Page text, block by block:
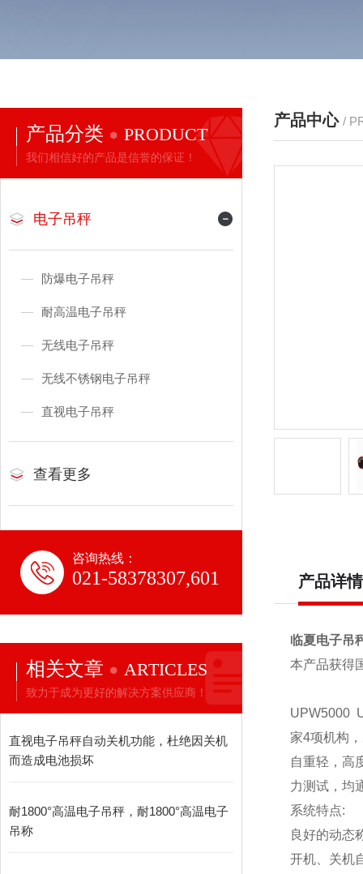
产品分类 PRODUCT
我们相信好的产品是信誉的保证！
电子吊秤
防爆电子吊秤
耐高温电子吊秤
无线电子吊秤
无线不锈钢电子吊秤
直视电子吊秤
查看更多
咨询热线：
021-58378307,601
相关文章 ARTICLES
致力于成为更好的解决方案供应商！
直视电子吊秤自动关机功能，杜绝因关机
而造成电池损坏
耐1800°高温电子吊秤，耐1800°高温电子
吊称
产品中心 /
产品详情
临夏电子吊
本产品获得
UPW5000
家4项机构
自重轻，高
力测试，均
系统特点:
良好的动态
开机、关机